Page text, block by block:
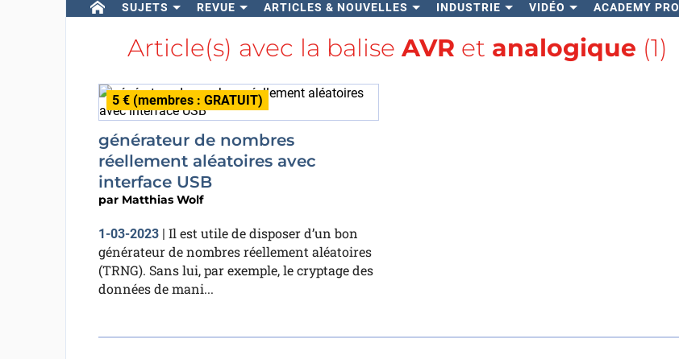
SUJETS REVUE ARTICLES & NOUVELLES INDUSTRIE VIDÉO ACADEMY PRO
Article(s) avec la balise AVR et analogique (1)
5 € (membres : GRATUIT)
générateur de nombres
réellement aléatoires avec
interface USB
par Matthias Wolf
1-03-2023| Il est utile de disposer d’un bon
générateur de nombres réellement aléatoires
(TRNG). Sans lui, par exemple, le cryptage des
données de mani...